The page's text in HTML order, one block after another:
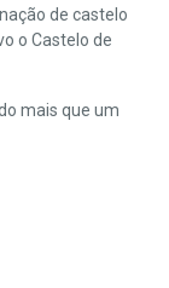
de castelo
o Castelo de
mais que um